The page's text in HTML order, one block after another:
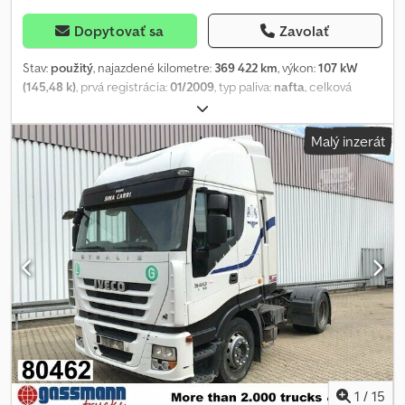
Dopytovať sa Zavolať
Stav: použitý, najazdené kilometre: 369 422 km, výkon:107 kW
(145,48 k), prvá registrácia:01/2009, typ paliva: nafta, celková
, ďalšia kontrola (TÜV):
prevodu:mechanický, emisná trieda:Euro 4, počet sedadiel:3,
Rok výroby: 2009 , Výbava: ABS, klimatizácia, Všetko v poriadku, k
dispozícii 3 kusy, rôzne ceny. Chsdpfx Aoyd S Sref Dsa
Malý inzerát
1 / 15